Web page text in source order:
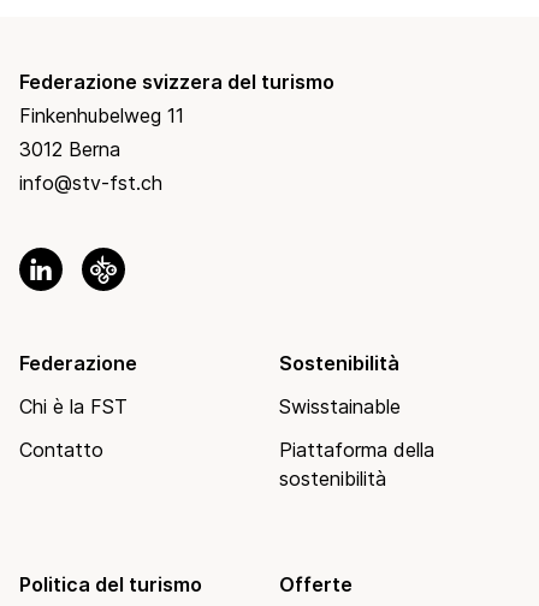
Federazione svizzera del turismo
Finkenhubelweg 11
3012 Berna
info@stv-fst.ch
Federazione
Chi è la FST
Contatto
Sostenibilità
Swisstainable
Piattaforma della
sostenibilità
Politica del turismo Offerte